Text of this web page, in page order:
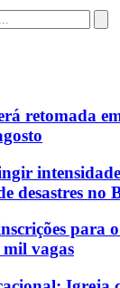
retomada
desastres no
para
mil vagas